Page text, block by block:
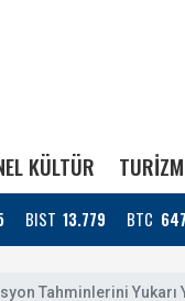
KÜLTÜR TURİZM
BIST 13.779 BTC
Tahminlerini Yukarı